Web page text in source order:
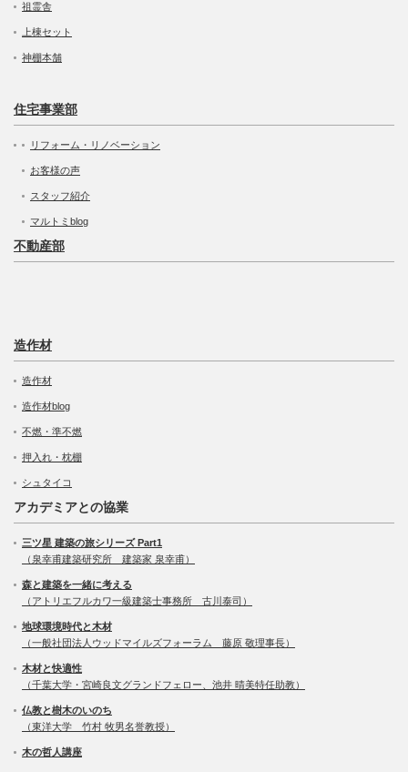
祖霊舎
上棟セット
神棚本舗
住宅事業部
リフォーム・リノベーション
お客様の声
スタッフ紹介
マルトミblog
不動産部
造作材
造作材
造作材blog
不燃・準不燃
押入れ・枕棚
シュタイコ
アカデミアとの協業
三ツ星 建築の旅シリーズ Part1
（泉幸甫建築研究所 建築家 泉幸甫）
森と建築を一緒に考える
（アトリエフルカワ一級建築士事務所 古川泰司）
地球環境時代と木材
（一般社団法人ウッドマイルズフォーラム 藤原 敬理事長）
木材と快適性
（千葉大学・宮崎良文グランドフェロー、池井 晴美特任助教）
仏教と樹木のいのち
（東洋大学 竹村 牧男名誉教授）
木の哲人講座